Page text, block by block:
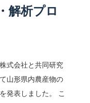
解析プロ
式会社と共同研究
山形県内農産物の
発表しました。 こ